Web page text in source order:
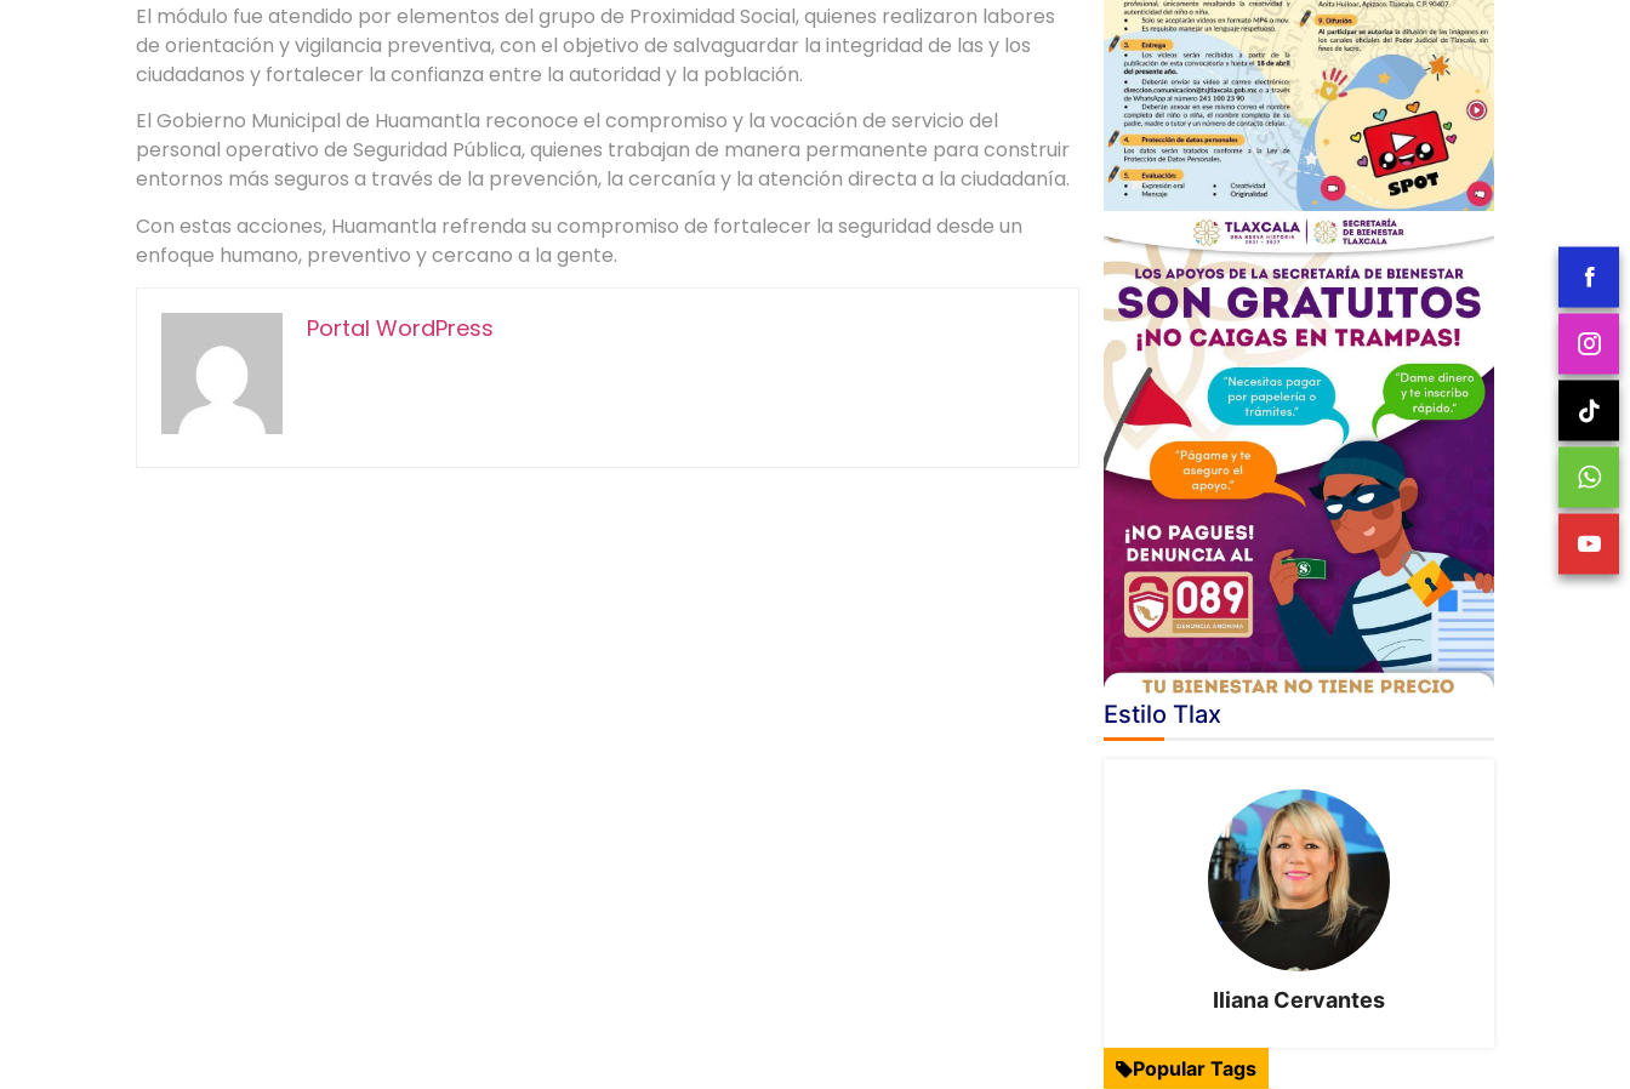
El módulo fue atendido por elementos del grupo de Proximidad Social, quienes realizaron labores
de orientación y vigilancia preventiva, con el objetivo de salvaguardar la integridad de las y los
ciudadanos y fortalecer la confianza entre la autoridad y la población.
El Gobierno Municipal de Huamantla reconoce el compromiso y la vocación de servicio del
personal operativo de Seguridad Pública, quienes trabajan de manera permanente para construir
entornos más seguros a través de la prevención, la cercanía y la atención directa a la ciudadanía.
Con estas acciones, Huamantla refrenda su compromiso de fortalecer la seguridad desde un
enfoque humano, preventivo y cercano a la gente.
Portal WordPress
Estilo Tlax
Iliana Cervantes
Popular Tags